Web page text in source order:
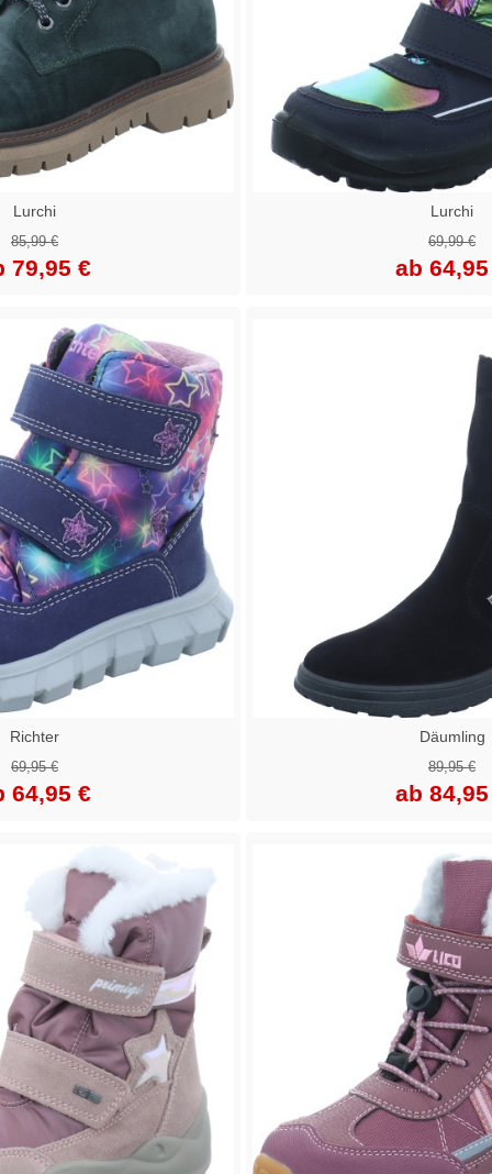
Lurchi
85,99 €
79,95 €
Lurchi
69,99 €
ab
Richter
69,95 €
64,95 €
Däumling
89,95 €
ab